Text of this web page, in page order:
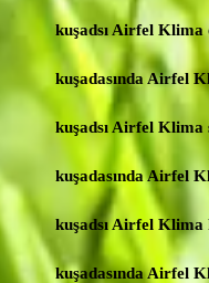
kuşadsı Airfel Klima
kuşadasında Airfel
kuşadsı Airfel Klima
kuşadasında Airfel
kuşadsı Airfel
kuşadasında Airfel